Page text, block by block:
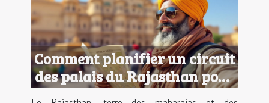
Comment planifier un circuit
des palais du Rajasthan pour
une expérience royale ?